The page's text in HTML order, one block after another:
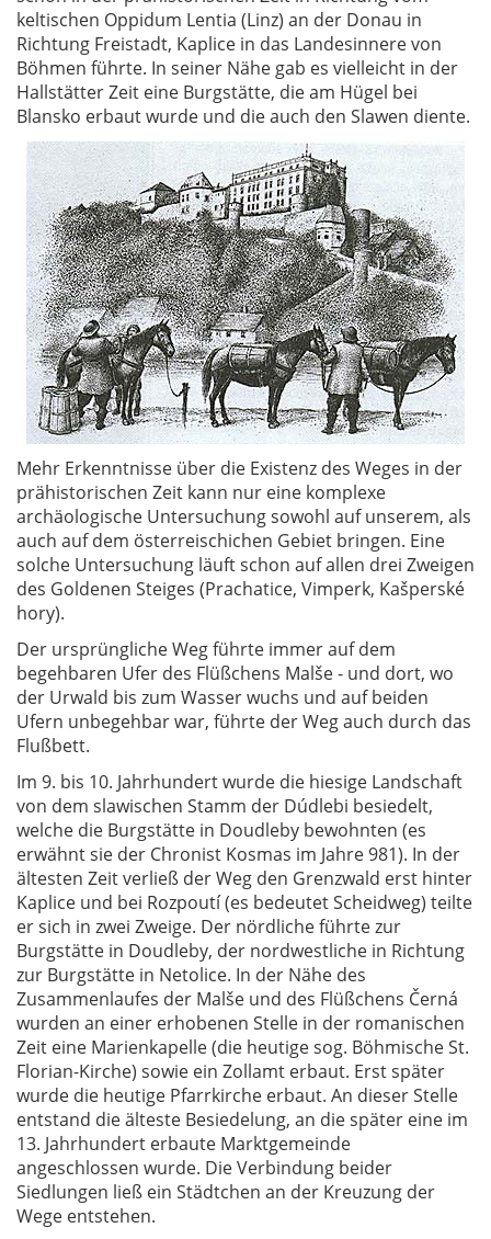
keltischen Oppidum Lentia (Linz) an der Donau in
Richtung Freistadt, Kaplice in das Landesinnere von
Böhmen führte. In seiner Nähe gab es vielleicht in der
Hallstätter Zeit eine Burgstätte, die am Hügel bei
Blansko erbaut wurde und die auch den Slawen diente.
Mehr Erkenntnisse über die Existenz des Weges in der
prähistorischen Zeit kann nur eine komplexe
archäologische Untersuchung sowohl auf unserem, als
auch auf dem österreischichen Gebiet bringen. Eine
solche Untersuchung läuft schon auf allen drei Zweigen
des Goldenen Steiges (Prachatice, Vimperk, Kašperské
hory).
Der ursprüngliche Weg führte immer auf dem
begehbaren Ufer des Flüßchens Malše - und dort, wo
der Urwald bis zum Wasser wuchs und auf beiden
Ufern unbegehbar war, führte der Weg auch durch das
Flußbett.
Im 9. bis 10. Jahrhundert wurde die hiesige Landschaft
von dem slawischen Stamm der Dúdlebi besiedelt,
welche die Burgstätte in Doudleby bewohnten (es
erwähnt sie der Chronist Kosmas im Jahre 981). In der
ältesten Zeit verließ der Weg den Grenzwald erst hinter
Kaplice und bei Rozpoutí (es bedeutet Scheidweg) teilte
er sich in zwei Zweige. Der nördliche führte zur
Burgstätte in Doudleby, der nordwestliche in Richtung
zur Burgstätte in Netolice. In der Nähe des
Zusammenlaufes der Malše und des Flüßchens Černá
wurden an einer erhobenen Stelle in der romanischen
Zeit eine Marienkapelle (die heutige sog. Böhmische St.
Florian-Kirche) sowie ein Zollamt erbaut. Erst später
wurde die heutige Pfarrkirche erbaut. An dieser Stelle
entstand die älteste Besiedelung, an die später eine im
13. Jahrhundert erbaute Marktgemeinde
angeschlossen wurde. Die Verbindung beider
Siedlungen ließ ein Städtchen an der Kreuzung der
Wege entstehen.